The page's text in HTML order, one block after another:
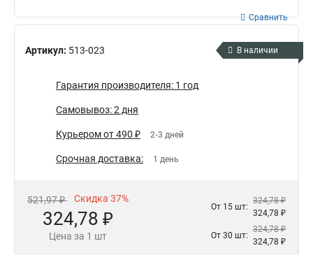
Артикул: 513-023
Сравнить
В наличии
Гарантия производителя: 1 год
Самовывоз: 2 дня
Курьером от 490 ₽ 2-3 дней
Срочная доставка: 1 день
521,97 ₽ Скидка 37%
324,78 ₽
Цена за 1 шт
От 15 шт:
324,78 ₽
324,78 ₽
От 30 шт:
324,78 ₽
324,78 ₽